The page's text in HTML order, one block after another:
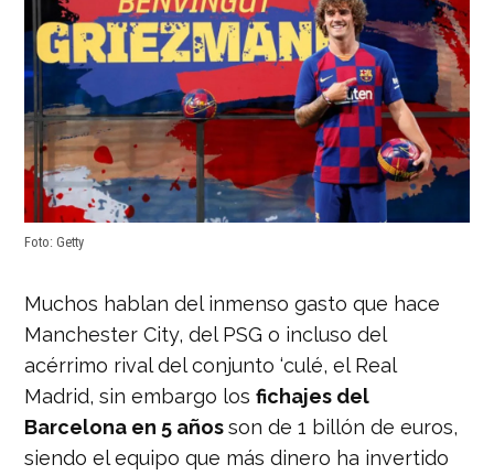
Foto: Getty
Muchos hablan del inmenso gasto que hace
Manchester City, del PSG o incluso del
acérrimo rival del conjunto ‘culé, el Real
Madrid, sin embargo losfichajes del
Barcelona en 5 añosson de 1 billón de euros,
siendo el equipo que más dinero ha invertido